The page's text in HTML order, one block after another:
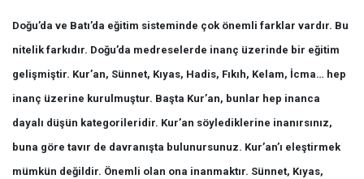
Doğu’da ve Batı’da eğitim sisteminde çok önemli farklar vardır. Bu
nitelik farkıdır. Doğu’da medreselerde inanç üzerinde bir eğitim
gelişmiştir. Kur’an, Sünnet, Kıyas, Hadis, Fıkıh, Kelam, İcma… hep
inanç üzerine kurulmuştur. Başta Kur’an, bunlar hep inanca
dayalı düşün kategorileridir. Kur’an söylediklerine inanırsınız,
buna göre tavır de davranışta bulunursunuz. Kur’an’ı eleştirmek
mümkün değildir. Önemli olan ona inanmaktır. Sünnet, Kıyas,